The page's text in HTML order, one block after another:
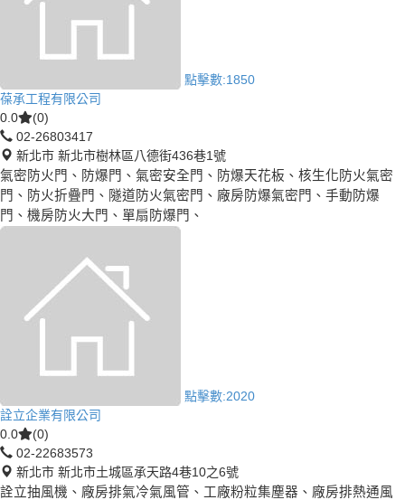
點擊數:1850
葆承工程有限公司
0.0
(0)
02-26803417
新北市 新北市樹林區八德街436巷1號
氣密防火門、防爆門、氣密安全門、防爆天花板、核生化防火氣密
門、防火折疊門、隧道防火氣密門、廠房防爆氣密門、手動防爆
門、機房防火大門、單扇防爆門、
點擊數:2020
詮立企業有限公司
0.0
(0)
02-22683573
新北市 新北市土城區承天路4巷10之6號
詮立抽風機、廠房排氣冷氣風管、工廠粉粒集塵器、廠房排熱通風